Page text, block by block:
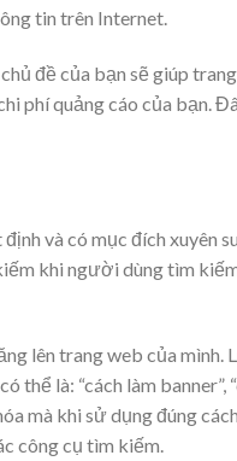
tin trên Internet.
đề của bạn sẽ giúp
phí quảng cáo của bạn.
và có mục đích xuyên
khi người dùng tìm
lên trang web của mình.
là: “cách làm banner”,
mà khi sử dụng đúng
công cụ tìm kiếm.